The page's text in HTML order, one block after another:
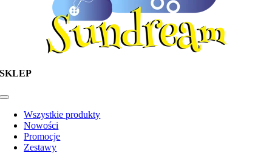
SKLEP
Toggle
NavigationWszystkie produkty
Nowości
Promocje
Zestawy